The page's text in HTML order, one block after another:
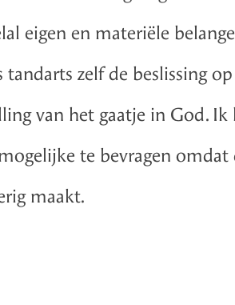
eigen en materiële
zelf de beslissing
van het gaatje in God.
te bevragen
maakt.